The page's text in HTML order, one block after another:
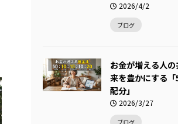
2026/4/2
ブログ
お金が増える人
来を豊かにする
配分」
2026/3/27
ブログ